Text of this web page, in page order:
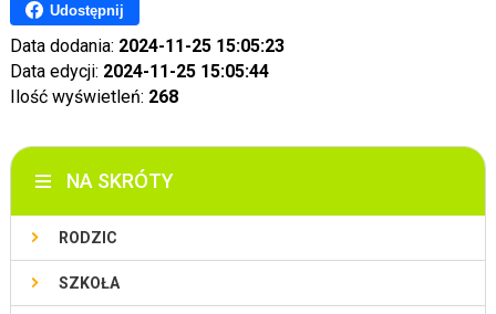
Udostępnij
Data dodania: 2024-11-25 15:05:23
Data edycji: 2024-11-25 15:05:44
Ilość wyświetleń: 268
NA SKRÓTY
RODZIC
SZKOŁA